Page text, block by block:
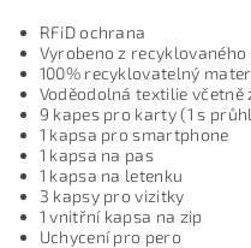
RFiD ochrana
Vyrobeno z
100% recyklovatelný
Voděodolná textilie včetně
9 kapes pro karty (1 s
1 kapsa pro smartphone
1 kapsa na pas
1 kapsa na letenku
3 kapsy pro vizitky
1 vnitřní kapsa na zip
Uchycení pro pero